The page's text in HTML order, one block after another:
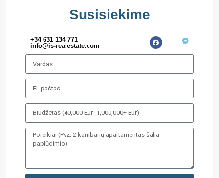
Susisiekime
+34 631 134 771
info@is-realestate.com